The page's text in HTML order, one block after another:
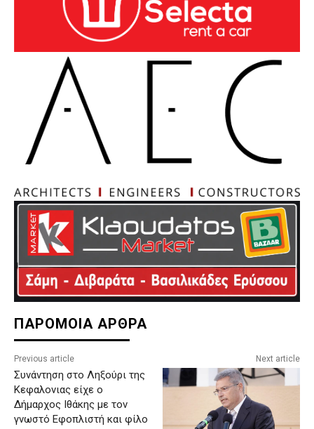
ΠΑΡΟΜΟΙΑ ΑΡΘΡΑ
Previous article
Συνάντηση στο Ληξούρι της
Κεφαλονιας είχε ο
Δήμαρχος Ιθάκης με τον
γνωστό Εφοπλιστή και φίλο
Next article